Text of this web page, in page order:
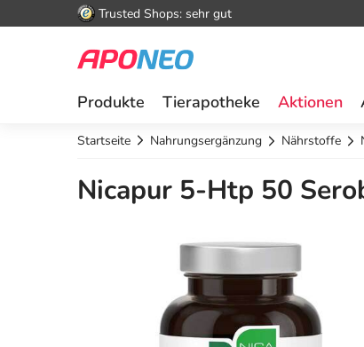
Trusted Shops: sehr gut
Produkte Tierapotheke Aktionen
Startseite Nahrungsergänzung Nährstoffe
Nicapur 5-Htp 50